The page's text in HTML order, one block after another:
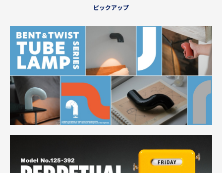
ピックアップ